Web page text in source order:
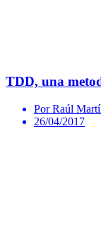
TDD, una
Por Raúl
26/04/2017